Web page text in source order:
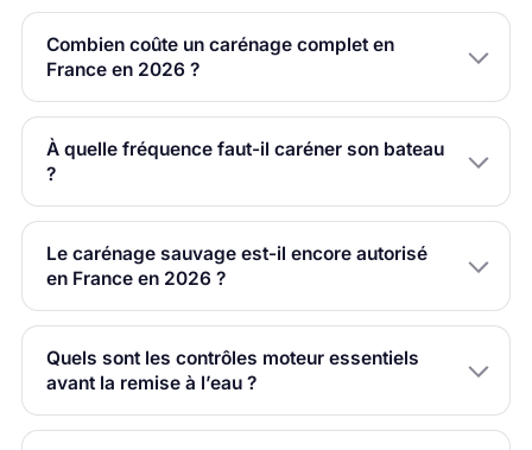
Combien coûte un carénage complet en
France en 2026 ?
À quelle fréquence faut-il caréner son bateau
?
Le carénage sauvage est-il encore autorisé
en France en 2026 ?
Quels sont les contrôles moteur essentiels
avant la remise à l’eau ?